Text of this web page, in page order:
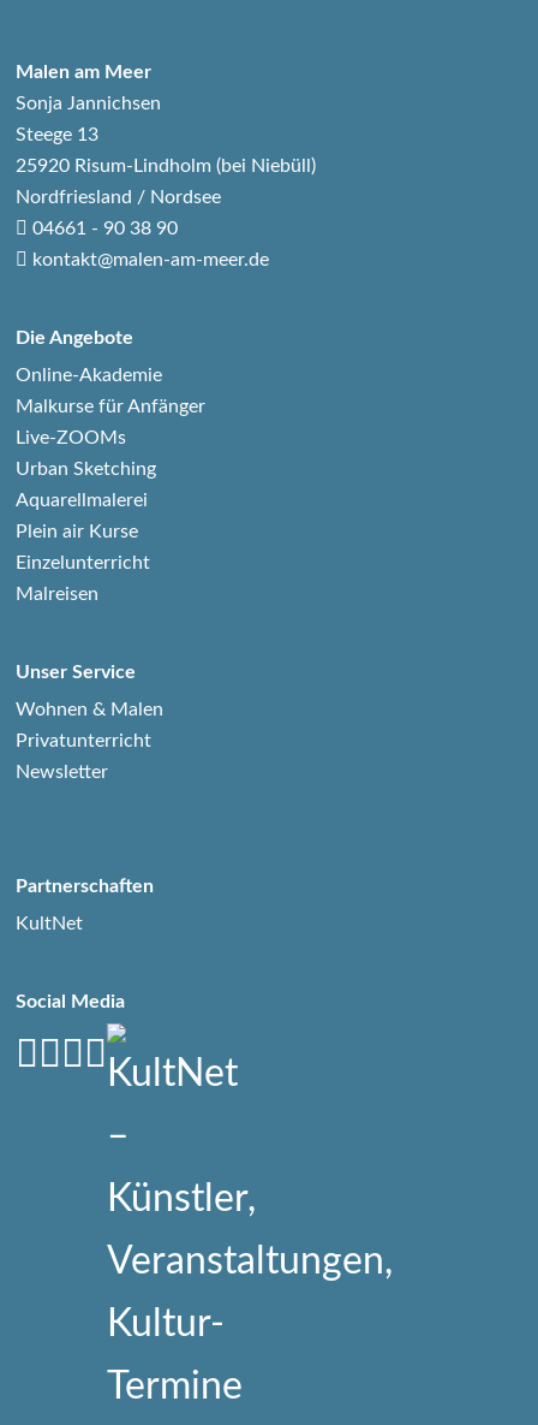
Malen am Meer
Sonja Jannichsen
Steege 13
25920 Risum-Lindholm (bei Niebüll)
Nordfriesland / Nordsee
04661 - 90 38 90
kontakt@malen-am-meer.de
Die Angebote
Online-Akademie
Malkurse für Anfänger
Live-ZOOMs
Urban Sketching
Aquarellmalerei
Plein air Kurse
Einzelunterricht
Malreisen
Unser Service
Wohnen & Malen
Privatunterricht
Newsletter
Partnerschaften
KultNet
Social Media